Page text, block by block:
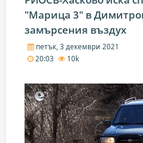
"Марица 3" в
замърсения въздух
петък, 3 декември 2021
20:03
10k